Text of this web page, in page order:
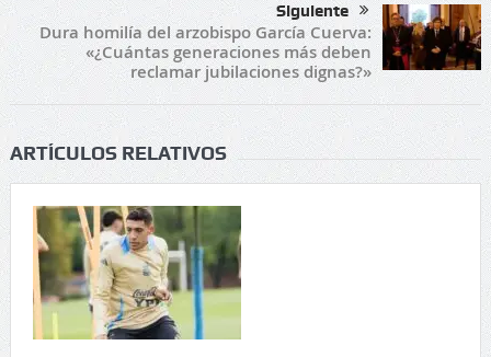
Siguiente
Dura homilía del arzobispo García Cuerva:
«¿Cuántas generaciones más deben
reclamar jubilaciones dignas?»
ARTÍCULOS RELATIVOS